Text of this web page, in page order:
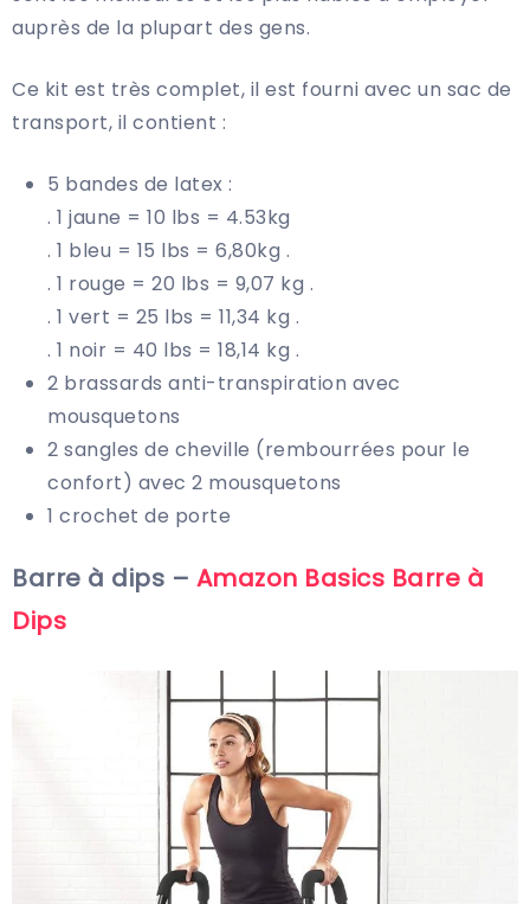
auprès de la plupart des gens.
Ce kit est très complet, il est fourni avec un sac de
transport, il contient :
5 bandes de latex :
. 1 jaune = 10 lbs = 4.53kg
. 1 bleu = 15 lbs = 6,80kg .
. 1 rouge = 20 lbs = 9,07 kg .
. 1 vert = 25 lbs = 11,34 kg .
. 1 noir = 40 lbs = 18,14 kg .
2 brassards anti-transpiration avec
mousquetons
2 sangles de cheville (rembourrées pour le
confort) avec 2 mousquetons
1 crochet de porte
Barre à dips – Amazon Basics Barre à
Dips